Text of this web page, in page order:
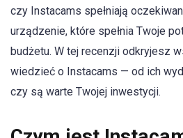
czy Instacams spełniają
urządzenie, które spełnia Twoje
budżetu. W tej recenzji odkryjesz
wiedzieć o Instacams — od ich
czy są warte Twojej inwestycji.